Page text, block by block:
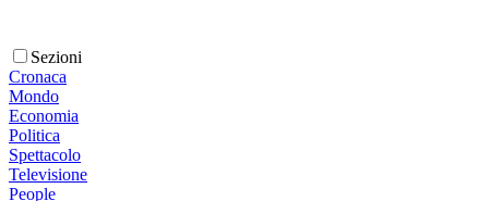
Sezioni
Cronaca
Mondo
Economia
Politica
Spettacolo
Televisione
People